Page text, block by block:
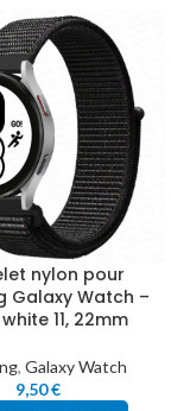
nylon pour
Galaxy Watch –
11, 22mm
, Galaxy Watch
9,50€